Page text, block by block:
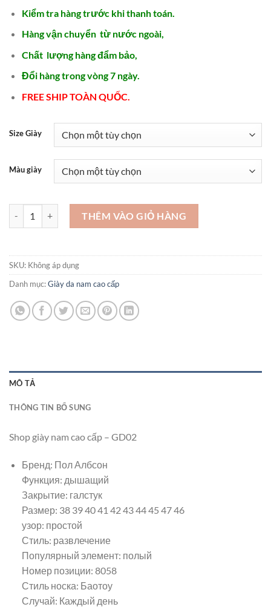
là:
2.100.000 ₫.
tại
Kiểm tra hàng trước khi thanh toán.
Hàng vận chuyển từ nước ngoài,
Chất lượng hàng đẩm bảo,
Đổi hàng trong vòng 7 ngày.
FREE SHIP TOÀN QUỐC.
Size Giày
Màu giày
Shop giày nam cao cấp - GD02 số lượng
THÊM VÀO GIỎ HÀNG
SKU: Không áp dụng
Danh mục:Giày da nam cao cấp
MÔ TẢ
THÔNG TIN BỔ SUNG
Shop giày nam cao cấp – GD02
Бренд: Пол Албсон
Функция: дышащий
Закрытие: галстук
Размер: 38 39 40 41 42 43 44 45 47 46
узор: простой
Стиль: развлечение
Популярный элемент: полый
Номер позиции: 8058
Стиль носка: Баотоу
Случай: Каждый день